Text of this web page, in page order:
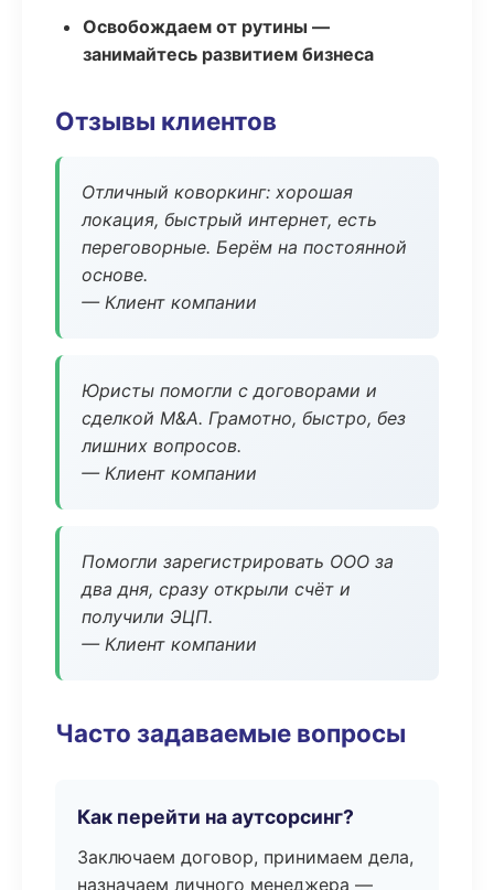
Освобождаем от рутины —
занимайтесь развитием бизнеса
Отзывы клиентов
Отличный коворкинг: хорошая
локация, быстрый интернет, есть
переговорные. Берём на постоянной
основе.
— Клиент компании
Юристы помогли с договорами и
сделкой M&A. Грамотно, быстро, без
лишних вопросов.
— Клиент компании
Помогли зарегистрировать ООО за
два дня, сразу открыли счёт и
получили ЭЦП.
— Клиент компании
Часто задаваемые вопросы
Как перейти на аутсорсинг?
Заключаем договор, принимаем дела,
назначаем личного менеджера —